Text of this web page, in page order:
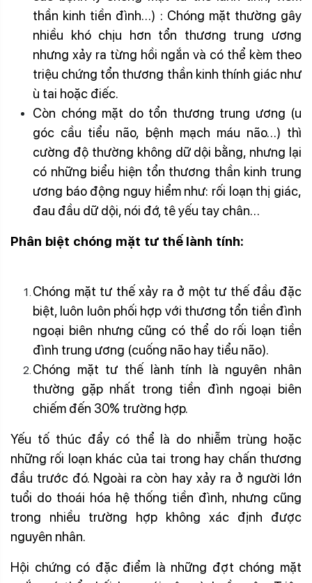
thần kinh tiền đình…) : Chóng mặt thường gây
nhiều khó chịu hơn tổn thương trung ương
nhưng xảy ra từng hồi ngắn và có thể kèm theo
triệu chứng tổn thương thần kinh thính giác như
ù tai hoặc điếc.
Còn chóng mặt do tổn thương trung ương (u
góc cầu tiểu não, bệnh mạch máu não…) thì
cường độ thường không dữ dội bằng, nhưng lại
có những biểu hiện tổn thương thần kinh trung
ương báo động nguy hiểm như: rối loạn thị giác,
đau đầu dữ dội, nói đớ, tê yếu tay chân…
Phân biệt chóng mặt tư thế lành tính:
Chóng mặt tư thế xảy ra ở một tư thế đầu đặc
biệt, luôn luôn phối hợp với thương tổn tiền đình
ngoại biên nhưng cũng có thể do rối loạn tiền
đình trung ương (cuống não hay tiểu não).
Chóng mặt tư thế lành tính là nguyên nhân
thường gặp nhất trong tiền đình ngoại biên
chiếm đến 30% trường hợp.
Yếu tố thúc đẩy có thể là do nhiễm trùng hoặc
những rối loạn khác của tai trong hay chấn thương
đầu trước đó. Ngoài ra còn hay xảy ra ở người lớn
tuổi do thoái hóa hệ thống tiền đình, nhưng cũng
trong nhiều trường hợp không xác định được
nguyên nhân.
Hội chứng có đặc điểm là những đợt chóng mặt